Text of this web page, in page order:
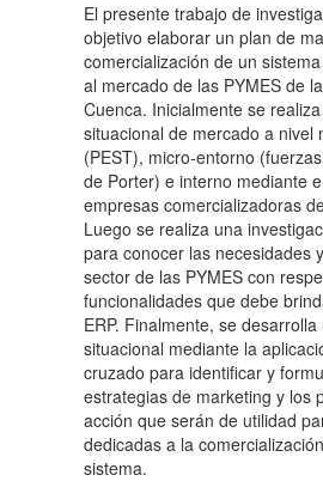
El presente trabajo de
objetivo elaborar un plan de
comercialización de un
al mercado de las PYMES de
Cuenca. Inicialmente se
situacional de mercado a nivel
(PEST), micro-entorno
de Porter) e interno mediante
empresas comercializadoras
Luego se realiza una
para conocer las necesidades
sector de las PYMES con
funcionalidades que debe
ERP. Finalmente, se
situacional mediante la
cruzado para identificar y
estrategias de marketing y los
acción que serán de utilidad
dedicadas a la
sistema.